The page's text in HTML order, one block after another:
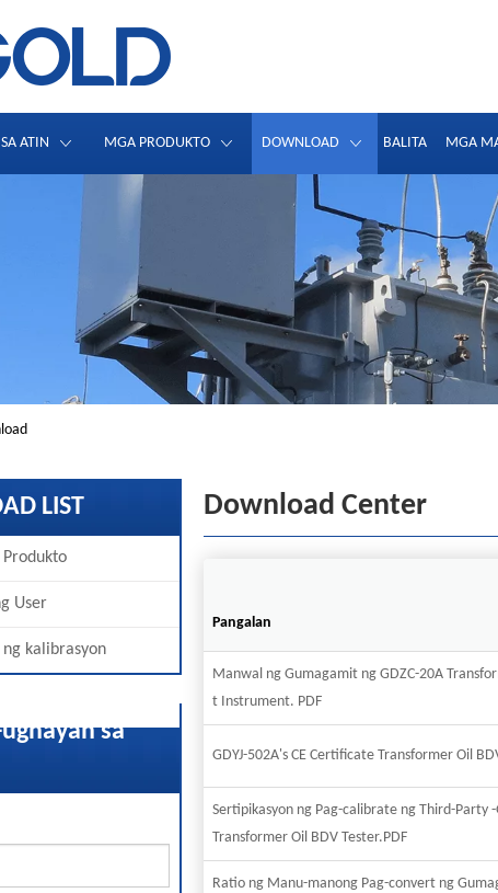
ATIN MGA PRODUKTO DOWNLOAD BALITA MGA
LIST
User
kalibrasyon
sa
Download Center
Pangalan
Manwal ng Gumagamit ng GDZC-20A
t Instrument. PDF
GDYJ-502A's CE Certificate Transformer Oil
Sertipikasyon ng Pag-calibrate ng Third-Party -
Transformer Oil BDV Tester.PDF
Ratio ng Manu-manong Pag-convert ng